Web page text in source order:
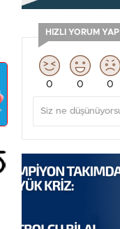
HIZLI YORUM YAP
0 0 0